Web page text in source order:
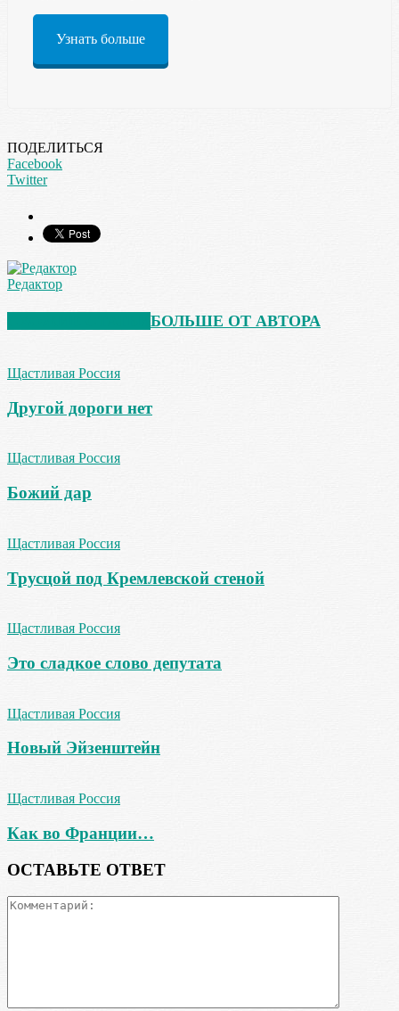
Узнать больше
ПОДЕЛИТЬСЯ
Facebook
Twitter
Редактор
БОЛЬШЕ ОТ АВТОРА
Щастливая Россия
Другой дороги нет
Щастливая Россия
Божий дар
Щастливая Россия
Трусцой под Кремлевской стеной
Щастливая Россия
Это сладкое слово депутата
Щастливая Россия
Новый Эйзенштейн
Щастливая Россия
Как во Франции…
ОСТАВЬТЕ ОТВЕТ